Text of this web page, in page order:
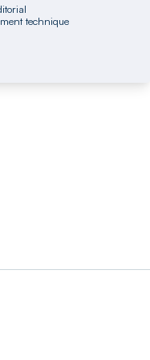
technique